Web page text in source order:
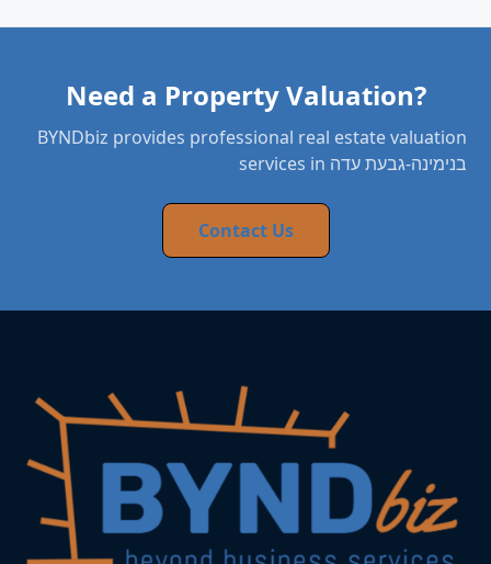
Need a Property Valuation?
BYNDbiz provides professional real estate valuation
services in בנימינה-גבעת עדה
Contact Us